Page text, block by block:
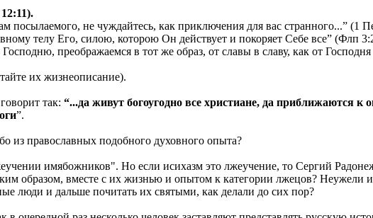
не чуждайтесь, как приключения для вас странного...” (1
телу Его, силою, которою Он действует и покоряет Себе все” (Флп
преображаемся в тот же образ, от славы в славу, как от
их жизнеописание).
так: “...да живут богоугодно все христиане, да приближаются
”.
из православных подобного духовного опыта?
имябожников". Но если исихазм это лжеучение, то Сергий
образом, вместе с их жизнью и опытом к категории лжецов?
люди и дальше почитать их святыми, как делали до сих пор?